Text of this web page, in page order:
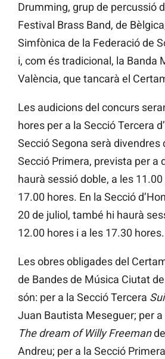
Drumming, grup de percussió
Festival Brass Band, de
Simfònica de la Federació de
i, com és tradicional, la Banda
València, que tancarà el
Les audicions del concurs
hores per a la Secció Tercera
Secció Segona serà divendres
Secció Primera, prevista per a
haurà sessió doble, a les
17.00 hores. En la Secció
20 de juliol, també hi haurà
12.00 hores i a les 17.30 hores.
Les obres obligades del
de Bandes de Música Ciutat
són: per a la Secció Tercera
Juan Bautista Meseguer; per a
The dream of Willy Freeman
Andreu; per a la Secció